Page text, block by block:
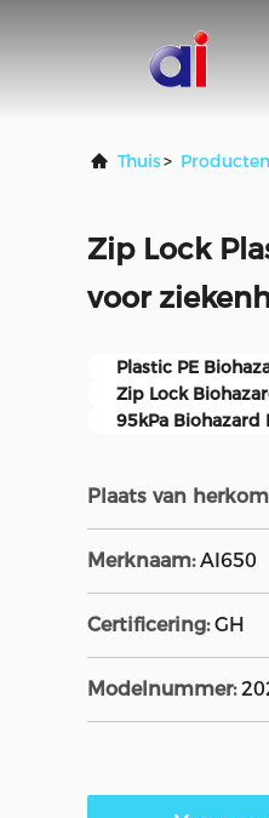
Thuis> Producten
Zip Lock
voor
Plastic PE
Zip Lock
95kPa Biohazard
Plaats van
Merknaam: AI650
Certificering: GH
Modelnummer: